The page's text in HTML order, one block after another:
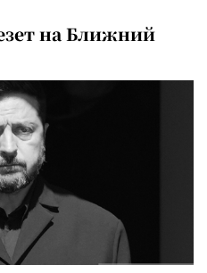
на Ближний